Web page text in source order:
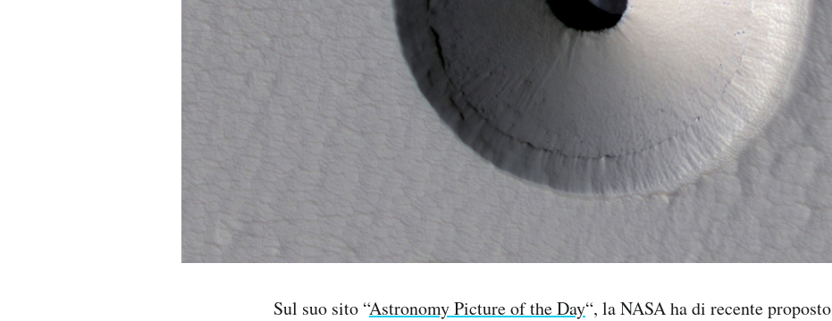
Sul suo sito “Astronomy Picture of the Day“, la NASA ha di recente proposto